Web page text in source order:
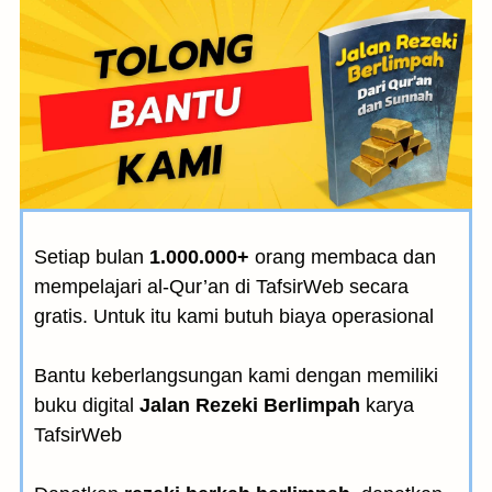
Setiap bulan 1.000.000+ orang membaca dan
mempelajari al-Qur’an di TafsirWeb secara
gratis. Untuk itu kami butuh biaya operasional
Bantu keberlangsungan kami dengan memiliki
buku digital Jalan Rezeki Berlimpah karya
TafsirWeb